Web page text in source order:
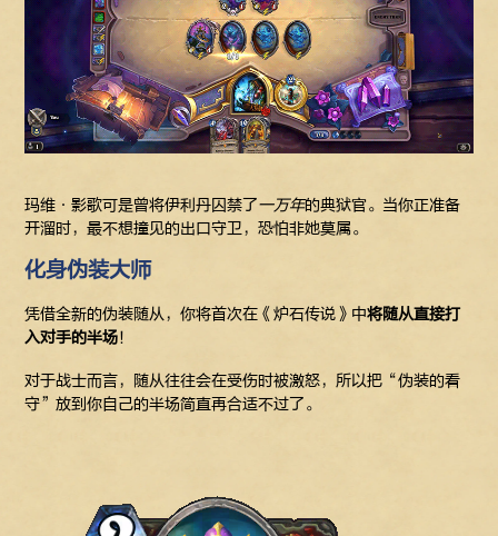
玛维·影歌可是曾将伊利丹囚禁了一万年的典狱官。当你正准备
开溜时，最不想撞见的出口守卫，恐怕非她莫属。
化身伪装大师
凭借全新的伪装随从，你将首次在《炉石传说》中将随从直接打
入对手的半场！
对于战士而言，随从往往会在受伤时被激怒，所以把“伪装的看
守”放到你自己的半场简直再合适不过了。